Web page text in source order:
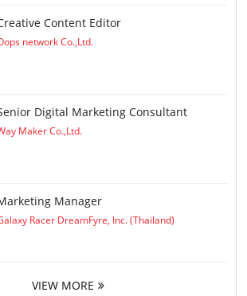
Content Editor
network Co.,Ltd.
Digital Marketing Consultant
Maker Co.,Ltd.
Manager
Racer DreamFyre, Inc. (Thailand)
VIEW MORE